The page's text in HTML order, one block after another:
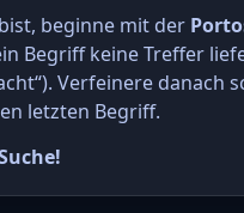
beginne mit der
Begriff keine Treffer
Verfeinere
letzten Begriff.